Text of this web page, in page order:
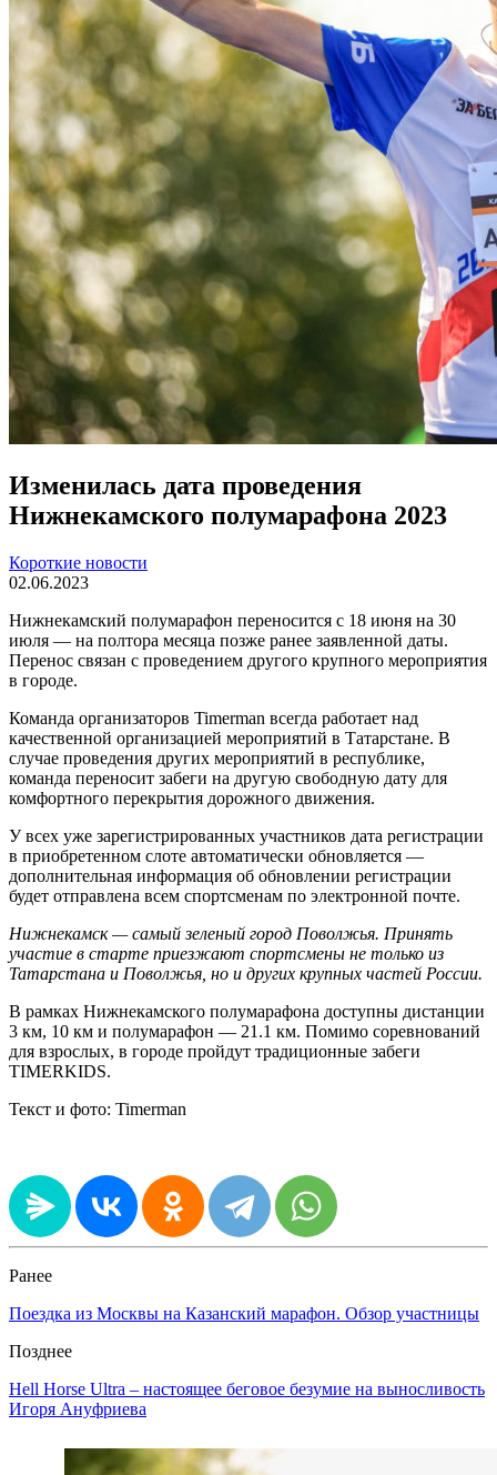
Изменилась дата проведения
Нижнекамского полумарафона 2023
Короткие новости
02.06.2023
Нижнекамский полумарафон переносится с 18 июня на 30
июля — на полтора месяца позже ранее заявленной даты.
Перенос связан с проведением другого крупного мероприятия
в городе.
Команда организаторов Timerman всегда работает над
качественной организацией мероприятий в Татарстане. В
случае проведения других мероприятий в республике,
команда переносит забеги на другую свободную дату для
комфортного перекрытия дорожного движения.
У всех уже зарегистрированных участников дата регистрации
в приобретенном слоте автоматически обновляется —
дополнительная информация об обновлении регистрации
будет отправлена всем спортсменам по электронной почте.
Нижнекамск — самый зеленый город Поволжья. Принять
участие в старте приезжают спортсмены не только из
Татарстана и Поволжья, но и других крупных частей России.
В рамках Нижнекамского полумарафона доступны дистанции
3 км, 10 км и полумарафон — 21.1 км. Помимо соревнований
для взрослых, в городе пройдут традиционные забеги
TIMERKIDS.
Текст и фото: Timerman
Ранее
Поездка из Москвы на Казанский марафон. Обзор участницы
Позднее
Hell Horse Ultra – настоящее беговое безумие на выносливость
Игоря Ануфриева